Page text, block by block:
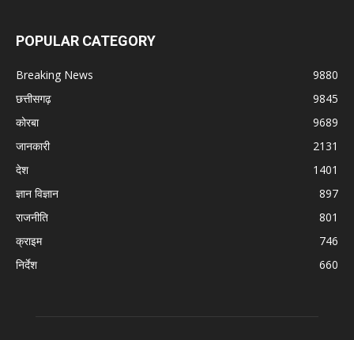
POPULAR CATEGORY
Breaking News
9880
छत्तीसगढ़
9845
कोरबा
9689
जानकारी
2131
देश
1401
ज्ञान विज्ञान
897
राजनीति
801
क्राइम
746
निर्देश
660